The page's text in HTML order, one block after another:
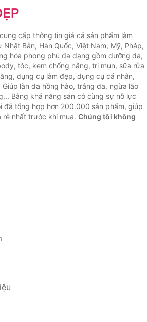
cấp thông tin giá cả sản phẩm làm
Bản, Hàn Quốc, Việt Nam, Mỹ, Pháp,
hóa phong phú đa dạng gồm dưỡng da,
tóc, kem chống nắng, trị mụn, sữa rửa
dụng cụ làm đẹp, dụng cụ cá nhân,
làn da hồng hào, trắng da, ngừa lão
Bằng khả năng sẵn có cùng sự nỗ lực
đã tổng hợp hơn 200.000 sản phẩm, giúp
rẻ nhất trước khi mua. Chúng tôi không